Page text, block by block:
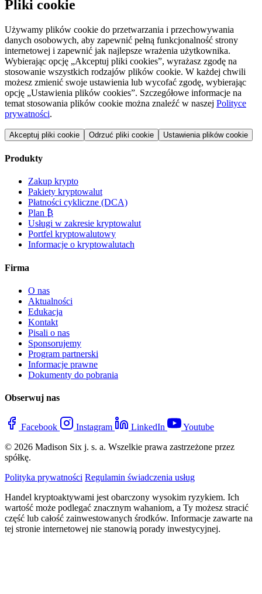
Pliki cookie
Używamy plików cookie do przetwarzania i przechowywania
danych osobowych, aby zapewnić pełną funkcjonalność strony
internetowej i zapewnić jak najlepsze wrażenia użytkownika.
Wybierając opcję „Akceptuj pliki cookies”, wyrażasz zgodę na
stosowanie wszystkich rodzajów plików cookie. W każdej chwili
możesz zmienić swoje ustawienia lub wycofać zgodę, wybierając
opcję „Ustawienia plików cookies”. Szczegółowe informacje na
temat stosowania plików cookie można znaleźć w naszej Polityce
prywatności.
Akceptuj pliki cookie Odrzuć pliki cookie Ustawienia plików cookie
Produkty
Zakup krypto
Pakiety kryptowalut
Płatności cykliczne (DCA)
Plan ₿
Usługi w zakresie kryptowalut
Portfel kryptowalutowy
Informacje o kryptowalutach
Firma
O nas
Aktualności
Edukacja
Kontakt
Pisali o nas
Sponsorujemy
Program partnerski
Informacje prawne
Dokumenty do pobrania
Obserwuj nas
Facebook Instagram LinkedIn
Youtube
© 2026 Madison Six j. s. a. Wszelkie prawa zastrzeżone przez
spółkę.
Polityka prywatności Regulamin świadczenia usług
Handel kryptoaktywami jest obarczony wysokim ryzykiem. Ich
wartość może podlegać znacznym wahaniom, a Ty możesz stracić
część lub całość zainwestowanych środków. Informacje zawarte na
tej stronie internetowej nie stanowią porady inwestycyjnej.